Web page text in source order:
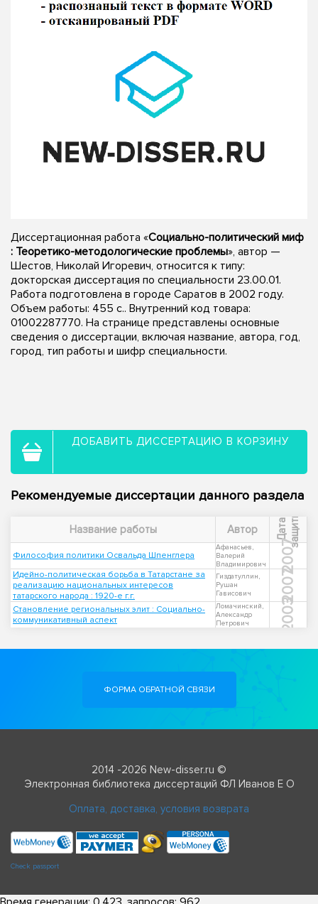
Диссертационная работа «Социально-политический миф
: Теоретико-методологические проблемы», автор —
Шестов, Николай Игоревич, относится к типу:
докторская диссертация по специальности 23.00.01.
Работа подготовлена в городе Саратов в 2002 году.
Объем работы: 455 с.. Внутренний код товара:
01002287770. На странице представлены основные
сведения о диссертации, включая название, автора, год,
город, тип работы и шифр специальности.
ДОБАВИТЬ ДИССЕРТАЦИЮ В КОРЗИНУ
Рекомендуемые диссертации данного раздела
Название работы Автор Д
а
т
а
з
а
щ
и
т ы
Философия политики Освальда Шпенглера
Афанасьев,
Валерий
Владимирович
2007
Идейно-политическая борьба в Татарстане за
реализацию национальных интересов
татарского народа : 1920-е г.г.
Гиздатуллин,
Рушан
Гависович
2007
Становление региональных элит : Социально-
коммуникативный аспект
Ломачинский,
Александр
Петрович
2003
ФОРМА ОБРАТНОЙ СВЯЗИ
2014 -2026 New-disser.ru ©
Электронная библиотека диссертаций ФЛ Иванов Е О
Оплата, доставка, условия возврата
Check passport